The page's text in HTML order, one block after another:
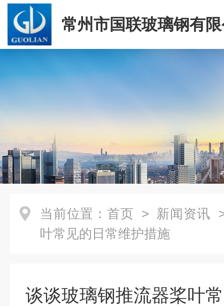
常州市国联玻璃钢有
当前位置： 首页 > 新闻资讯
叶常见的日常维护措施
谈谈玻璃钢推流器桨叶